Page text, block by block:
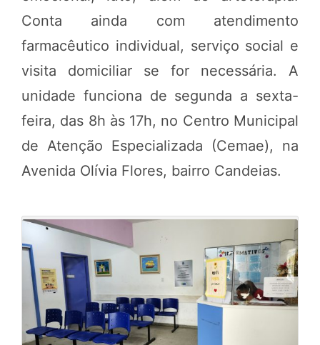
Conta ainda com atendimento
farmacêutico individual, serviço social e
visita domiciliar se for necessária. A
unidade funciona de segunda a sexta-
feira, das 8h às 17h, no Centro Municipal
de Atenção Especializada (Cemae), na
Avenida Olívia Flores, bairro Candeias.